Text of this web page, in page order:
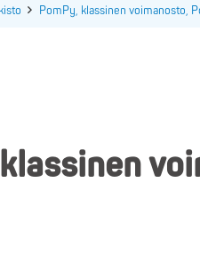
PomPy, klassinen voimanosto,